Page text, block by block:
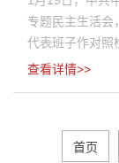
专题民主生活会
代表班子作对照
查看详情>>
首页